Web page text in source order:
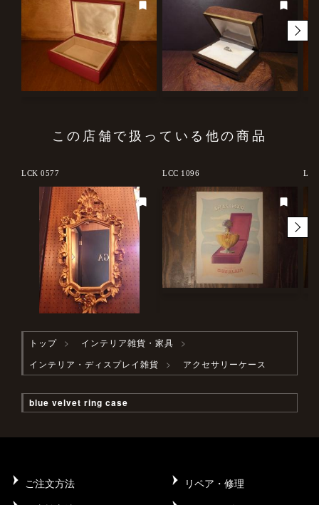
この店舗で扱っている他の商品
LCK 0577 LCC 1096
トップ
インテリア雑貨・家具
インテリア・ディスプレイ雑貨
アクセサリーケース
blue velvet ring case
ご注文方法
リペア・修理